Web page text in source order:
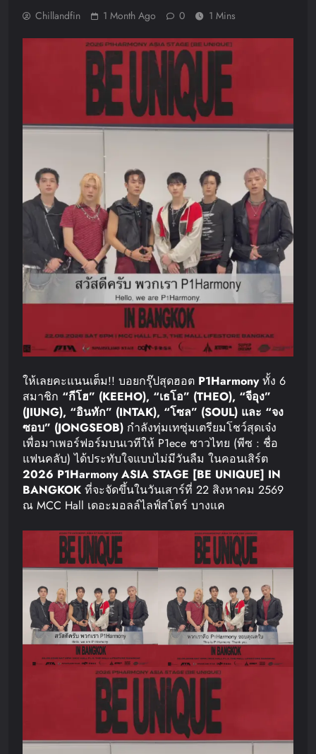
Chillandfin 1 Month Ago 0 1 Mins
ให้เลยคะแนนเต็ม!! บอยกรุ๊ปสุดฮอต P1Harmonyทั้ง 6
สมาชิก “กีโฮ” (KEEHO), “เธโอ” (THEO), “จีอุง”
(JIUNG), “อินทัก” (INTAK), “โซล” (SOUL) และ “จง
ซอบ” (JONGSEOB) กำลังทุ่มเทซุ่มเตรียมโชว์สุดเจ๋ง
เพื่อมาเพอร์ฟอร์มบนเวทีให้ P1ece ชาวไทย (พีซ : ชื่อ
แฟนคลับ) ได้ประทับใจแบบไม่มีวันลืม ในคอนเสิร์ต
2026 P1Harmony ASIA STAGE [BE UNIQUE] IN
BANGKOK ที่จะจัดขึ้นในวันเสาร์ที่ 22 สิงหาคม 2569
ณ MCC Hall เดอะมอลล์ไลฟ์สโตร์ บางแค